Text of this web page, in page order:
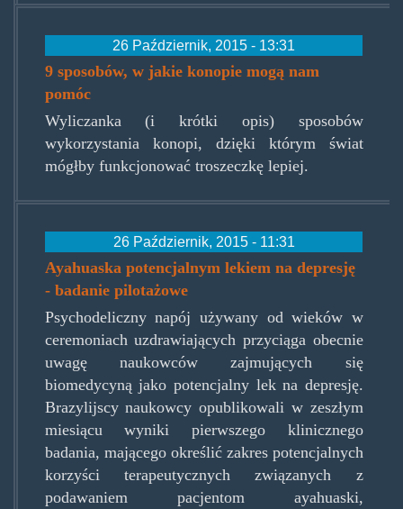
26 Październik, 2015 - 13:31
9 sposobów, w jakie konopie mogą nam
pomóc
Wyliczanka (i krótki opis) sposobów
wykorzystania konopi, dzięki którym świat
mógłby funkcjonować troszeczkę lepiej.
26 Październik, 2015 - 11:31
Ayahuaska potencjalnym lekiem na depresję
- badanie pilotażowe
Psychodeliczny napój używany od wieków w
ceremoniach uzdrawiających przyciąga obecnie
uwagę naukowców zajmujących się
biomedycyną jako potencjalny lek na depresję.
Brazylijscy naukowcy opublikowali w zeszłym
miesiącu wyniki pierwszego klinicznego
badania, mającego określić zakres potencjalnych
korzyści terapeutycznych związanych z
podawaniem pacjentom ayahuaski,